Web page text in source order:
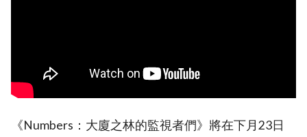
《Numbers：大廈之林的監視者們》將在下月23日